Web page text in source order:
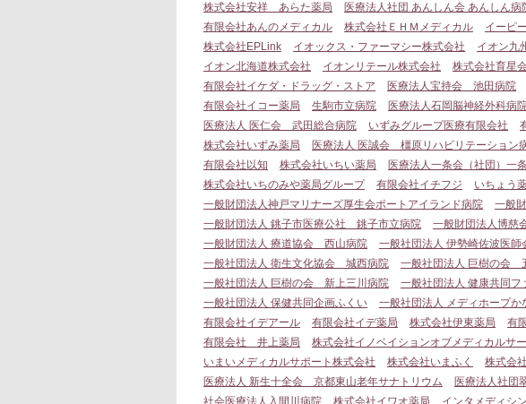
株式会社安祥 あらた薬局
医療法人社団 あんしん会 あんしん病
有限会社あんのメディカル
株式会社ＥＨＭメディカル イーピ
株式会社EPLink
イオックス・ファーマシー株式会社 イオン九
イオン北海道株式会社
イオンリテール株式会社 株式会社育星
有限会社イケダ・ドラッグ・ストア
医療法人宝持会 池田病院
有限会社イコー薬局
生駒市立病院 医療法人石岡脳神経外科病
医療法人 医仁会 武田総合病院
いずみグループ医療有限会社
株式会社いずみ薬局
医療法人 医誠会 橿原リハビリテーション
有限会社以知
株式会社いちい薬局 医療法人一条会（社団）一
株式会社いちのみや薬局グループ
有限会社イチフジ いちょう
一般財団法人神戸マリナーズ厚生会ポートアイランド病院
一般
一般財団法人 銚子市医療公社 銚子市立病院
一般財団法人博
一般財団法人 療道協会 西山病院
一般社団法人 伊勢崎佐波医師
一般社団法人 衛生文化協会 城西病院
一般社団法人 巨樹の会
一般社団法人 巨樹の会 新上三川病院
一般社団法人 健康共同フ
一般社団法人 保健共同企画ふくい
一般社団法人 メディホープか
有限会社イデアール
有限会社イデ薬局 株式会社伊東薬局 有
有限会社 井上薬局
株式会社イノベイションオブメディカルサ
いまいメディカルサポート株式会社
株式会社いまふく 株式会
医療法人 新生十全会 京都東山老年サナトリウム
医療法人社
社会医療法人入間川病院
株式会社イワオ薬局 インタメディシ